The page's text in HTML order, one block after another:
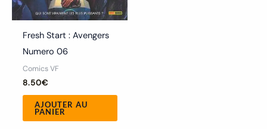
Fresh Start : Avengers
Numero 06
Comics VF
8.50€
AJOUTER AU
PANIER